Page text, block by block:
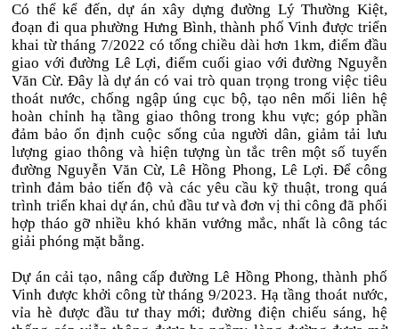
Có thể kể đến, dự án xây dựng đường Lý Thường Kiệt,
đoạn đi qua phường Hưng Bình, thành phố Vinh được triển
khai từ tháng 7/2022 có tổng chiều dài hơn 1km, điểm đầu
giao với đường Lê Lợi, điểm cuối giao với đường Nguyễn
Văn Cừ. Đây là dự án có vai trò quan trọng trong việc tiêu
thoát nước, chống ngập úng cục bộ, tạo nên mối liên hệ
hoàn chỉnh hạ tầng giao thông trong khu vực; góp phần
đảm bảo ổn định cuộc sống của người dân, giảm tải lưu
lượng giao thông và hiện tượng ùn tắc trên một số tuyến
đường Nguyễn Văn Cừ, Lê Hồng Phong, Lê Lợi. Để công
trình đảm bảo tiến độ và các yêu cầu kỹ thuật, trong quá
trình triển khai dự án, chủ đầu tư và đơn vị thi công đã phối
hợp tháo gỡ nhiều khó khăn vướng mắc, nhất là công tác
giải phóng mặt bằng.
Dự án cải tạo, nâng cấp đường Lê Hồng Phong, thành phố
Vinh được khởi công từ tháng 9/2023. Hạ tầng thoát nước,
vỉa hè được đầu tư thay mới; đường điện chiếu sáng, hệ